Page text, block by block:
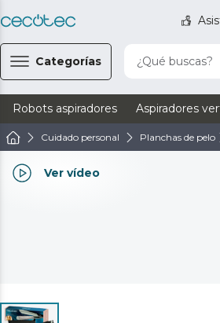
Categorías ¿Qué buscas?
Robots aspiradores Aspiradores
Cuidado personal Planchas de pelo
Ver vídeo